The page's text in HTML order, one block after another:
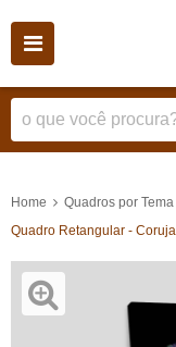
Home Quadros por Tema
Quadro Retangular -